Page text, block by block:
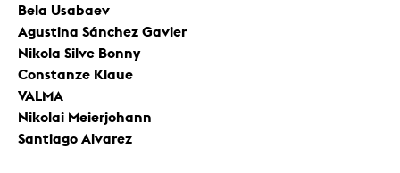
Bela Usabaev
Agustina Sánchez Gavier
Nikola Silve Bonny
Constanze Klaue
VALMA
Nikolai Meierjohann
Santiago Alvarez